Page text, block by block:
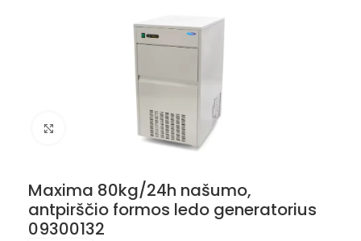
Nuotraukos padidinimas
Maxima 80kg/24h našumo,
antpirščio formos ledo generatorius
09300132